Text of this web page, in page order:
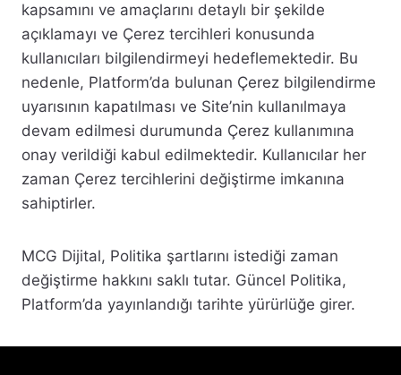
kapsamını ve amaçlarını detaylı bir şekilde
açıklamayı ve Çerez tercihleri konusunda
kullanıcıları bilgilendirmeyi hedeflemektedir. Bu
nedenle, Platform’da bulunan Çerez bilgilendirme
uyarısının kapatılması ve Site’nin kullanılmaya
devam edilmesi durumunda Çerez kullanımına
onay verildiği kabul edilmektedir. Kullanıcılar her
zaman Çerez tercihlerini değiştirme imkanına
sahiptirler.
MCG Dijital, Politika şartlarını istediği zaman
değiştirme hakkını saklı tutar. Güncel Politika,
Platform’da yayınlandığı tarihte yürürlüğe girer.